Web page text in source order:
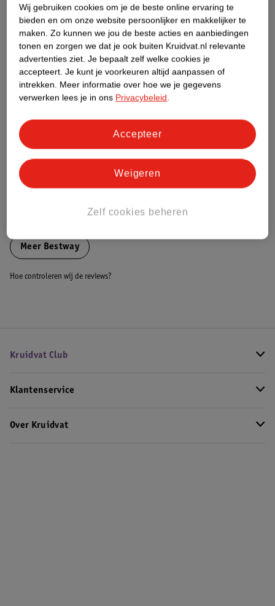
Productinformatie
Etiketinformatie
Nature Impact Score
Dit product heeft (nog) geen Nature
Bestel & Bezorginformatie
Meer Bestway
Hoe controleren wij de reviews?
Kruidvat Club
Klantenservice
Over Kruidvat
Wij gebruiken cookies om je de beste online ervaring te
bieden en om onze website persoonlijker en makkelijker te
maken. Zo kunnen we jou de beste acties en aanbiedingen
tonen en zorgen we dat je ook buiten Kruidvat.nl relevante
advertenties ziet. Je bepaalt zelf welke cookies je
accepteert. Je kunt je voorkeuren altijd aanpassen of
intrekken. Meer informatie over hoe we je gegevens
verwerken lees je in ons Privacybeleid.
Zelf cookies beheren
Weigeren
Accepteer